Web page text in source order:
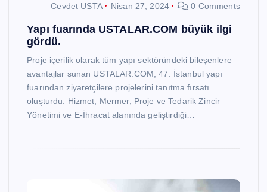
Cevdet USTA Nisan 27, 2024 0 Comments
Yapı fuarında USTALAR.COM büyük ilgi
gördü.
Proje içerilik olarak tüm yapı sektöründeki bileşenlere
avantajlar sunan USTALAR.COM, 47. İstanbul yapı
fuarından ziyaretçilere projelerini tanıtma fırsatı
oluşturdu. Hizmet, Mermer, Proje ve Tedarik Zincir
Yönetimi ve E-İhracat alanında geliştirdiği…